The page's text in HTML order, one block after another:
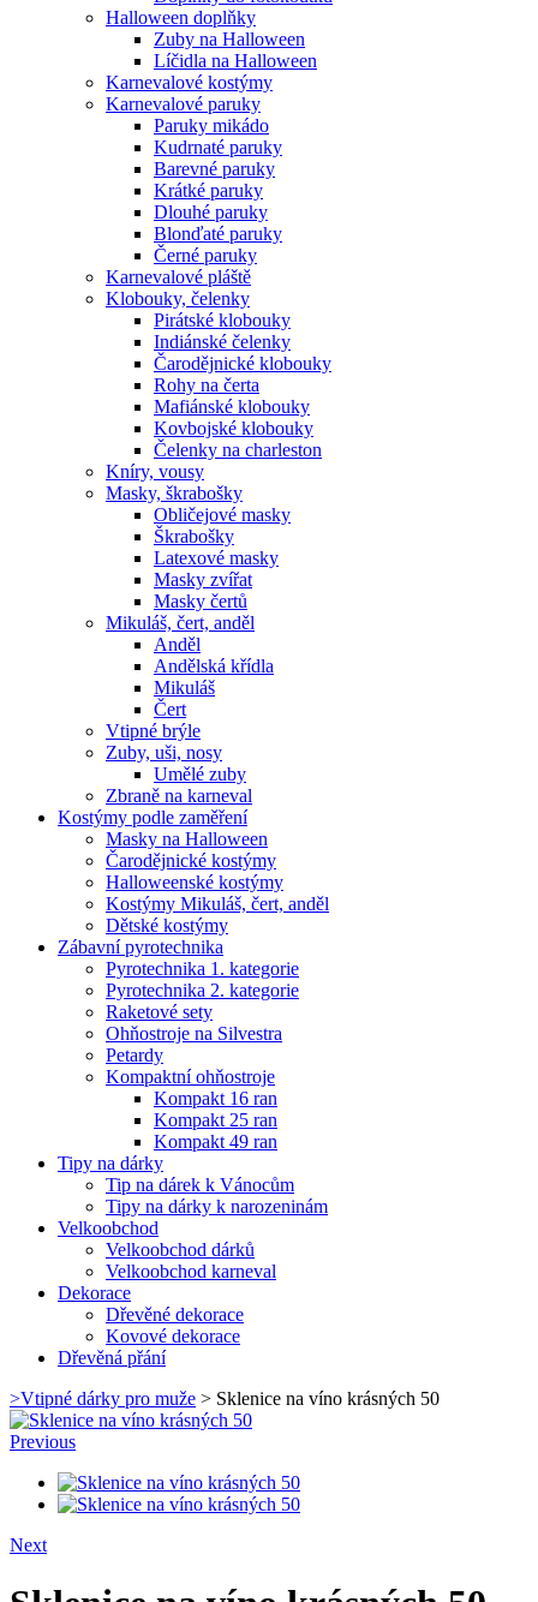
Halloween doplňky
Zuby na Halloween
Líčidla na Halloween
Karnevalové kostýmy
Karnevalové paruky
Paruky mikádo
Kudrnaté paruky
Barevné paruky
Krátké paruky
Dlouhé paruky
Blonďaté paruky
Černé paruky
Karnevalové pláště
Klobouky, čelenky
Pirátské klobouky
Indiánské čelenky
Čarodějnické klobouky
Rohy na čerta
Mafiánské klobouky
Kovbojské klobouky
Čelenky na charleston
Kníry, vousy
Masky, škrabošky
Obličejové masky
Škrabošky
Latexové masky
Masky zvířat
Masky čertů
Mikuláš, čert, anděl
Anděl
Andělská křídla
Mikuláš
Čert
Vtipné brýle
Zuby, uši, nosy
Umělé zuby
Zbraně na karneval
Kostýmy podle zaměření
Masky na Halloween
Čarodějnické kostýmy
Halloweenské kostýmy
Kostýmy Mikuláš, čert, anděl
Dětské kostýmy
Zábavní pyrotechnika
Pyrotechnika 1. kategorie
Pyrotechnika 2. kategorie
Raketové sety
Ohňostroje na Silvestra
Petardy
Kompaktní ohňostroje
Kompakt 16 ran
Kompakt 25 ran
Kompakt 49 ran
Tipy na dárky
Tip na dárek k Vánocům
Tipy na dárky k narozeninám
Velkoobchod
Velkoobchod dárků
Velkoobchod karneval
Dekorace
Dřevěné dekorace
Kovové dekorace
Dřevěná přání
>Vtipné dárky pro muže > Sklenice na víno krásných 50
Previous
Next